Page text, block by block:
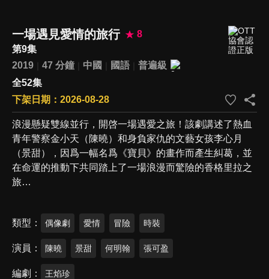
一場遇見愛情的旅行
8
第9集
2019
47 分鐘 中國 國語
普遍級
全52集
下架日期：2026-08-28
浪漫懸疑雙線並行，開啓一場遇愛之旅！該劇講述了熱血
青年警察金小天（陳曉）和身負家仇的文藝女孩李心月
（景甜），因爲一幅名爲《寶貝》的畫作而產生糾葛，並
在命運的推動下共同踏上了一場浪漫而驚險的香格里拉之
旅…
類型 偶像劇 愛情 冒險 時裝
演員 陳曉 景甜 何明翰 張可盈
編劇 王焰珍